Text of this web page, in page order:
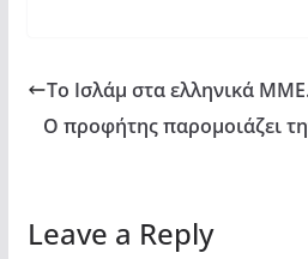
Το Ισλάμ στα ελληνικά
Ο προφήτης παρομοιάζει
Leave a Reply